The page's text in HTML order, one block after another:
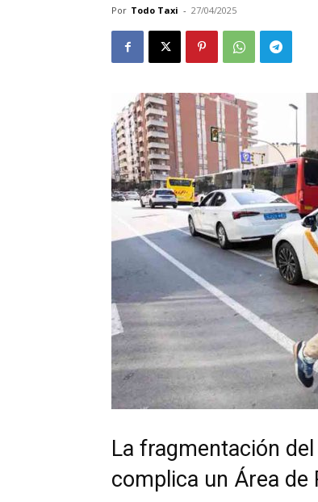
Por Todo Taxi - 27/04/2025
La fragmentación
complica un Área